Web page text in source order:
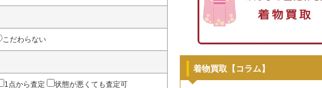
こだわらない
1点から査定 状態が悪くても査定可
着物買取【コラム】